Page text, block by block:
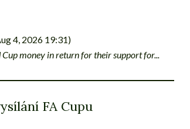
4, 2026 19:31)
money in return for their support for...
FA Cupu